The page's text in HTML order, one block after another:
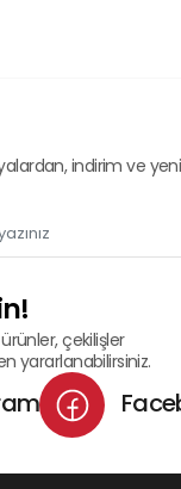
indirim ve
çekilişler
yararlanabilirsiniz.